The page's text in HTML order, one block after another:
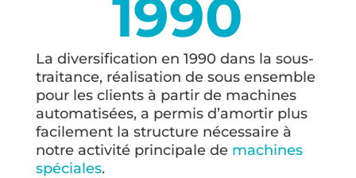
1990
La diversification en 1990 dans la sous-
traitance, réalisation de sous ensemble
pour les clients à partir de machines
automatisées, a permis d’amortir plus
facilement la structure nécessaire à
notre activité principale de machines
spéciales.